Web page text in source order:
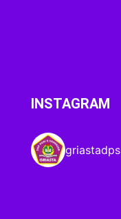
INSTAGRAM
griastadps